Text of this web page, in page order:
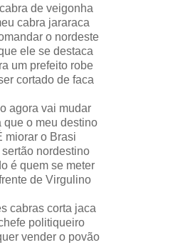
de veigonha
cabra jararaca
o nordeste
ele se destaca
um prefeito robe
cortado de faca
agora vai mudar
que o meu destino
miorar o Brasi
sertão nordestino
é quem se meter
de Virgulino
cabras corta jaca
politiqueiro
vender o povão